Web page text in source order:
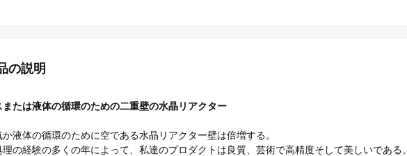
の説明
または液体の循環のための二重壁の水晶リアクター
か液体の循環のために空である水晶リアクター壁は倍増する。
理の経験の多くの年によって、私達のプロダクトは良質、芸術で高精度そして美しいである。